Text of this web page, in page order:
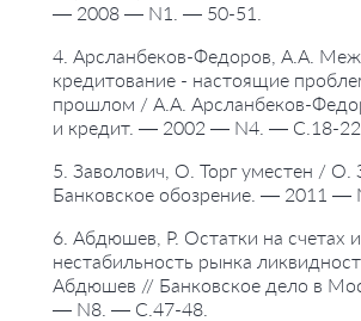
— 2008 — N1. — 50-51.
4. Арсланбеков-Федоров, А.А.
кредитование - настоящие
прошлом / А.А. Арсланбеков-
и кредит. — 2002 — N4. — С.18-22.
5. Заволович, О. Торг уместен / О.
Банковское обозрение. — 2011 —
6. Абдюшев, Р. Остатки на счетах и
нестабильность рынка
Абдюшев // Банковское дело в
— N8. — С.47-48.